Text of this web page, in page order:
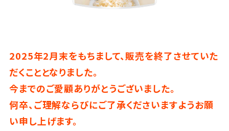
2025年2月末をもちまして、販売を終了させていた
だくこととなりました。
今までのご愛顧ありがとうございました。
何卒、ご理解ならびにご了承くださいますようお願
い申し上げます。